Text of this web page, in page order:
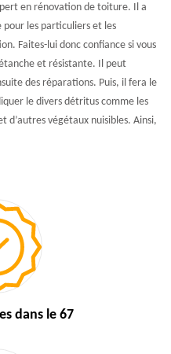
en rénovation de toiture. Il a
les particuliers et les
Faites-lui donc confiance si vous
et résistante. Il peut
des réparations. Puis, il fera le
le divers détritus comme les
d’autres végétaux nuisibles. Ainsi,
dans le 67